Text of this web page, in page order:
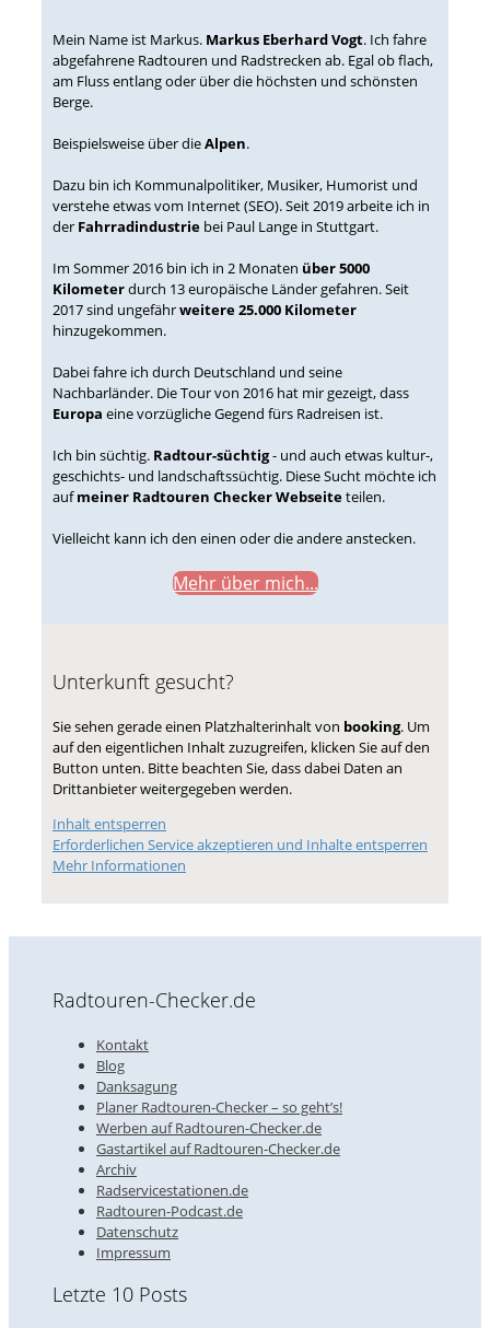
Mein Name ist Markus. Markus Eberhard Vogt. Ich fahre
abgefahrene Radtouren und Radstrecken ab. Egal ob flach,
am Fluss entlang oder über die höchsten und schönsten
Berge.
Beispielsweise über dieAlpen.
Dazu bin ich Kommunalpolitiker, Musiker, Humorist und
verstehe etwas vom Internet (SEO). Seit 2019 arbeite ich in
der Fahrradindustrie bei Paul Lange in Stuttgart.
Im Sommer 2016 bin ich in 2 Monaten über 5000
Kilometerdurch 13 europäische Länder gefahren. Seit
2017 sind ungefährweitere 25.000 Kilometer
hinzugekommen.
Dabei fahre ich durch Deutschland und seine
Nachbarländer. Die Tour von 2016 hat mir gezeigt, dass
Europa eine vorzügliche Gegend fürs Radreisen ist.
Ich bin süchtig. Radtour-süchtig- und auch etwas kultur-,
geschichts- und landschaftssüchtig. Diese Sucht möchte ich
aufmeiner Radtouren Checker Webseiteteilen.
Vielleicht kann ich den einen oder die andere anstecken.
Mehr über mich...
Unterkunft gesucht?
Sie sehen gerade einen Platzhalterinhalt von booking. Um
auf den eigentlichen Inhalt zuzugreifen, klicken Sie auf den
Button unten. Bitte beachten Sie, dass dabei Daten an
Drittanbieter weitergegeben werden.
Inhalt entsperren
Erforderlichen Service akzeptieren und Inhalte entsperren
Mehr Informationen
Radtouren-Checker.de
Kontakt
Blog
Danksagung
Planer Radtouren-Checker – so geht’s!
Werben auf Radtouren-Checker.de
Gastartikel auf Radtouren-Checker.de
Archiv
Radservicestationen.de
Radtouren-Podcast.de
Datenschutz
Impressum
Letzte 10 Posts